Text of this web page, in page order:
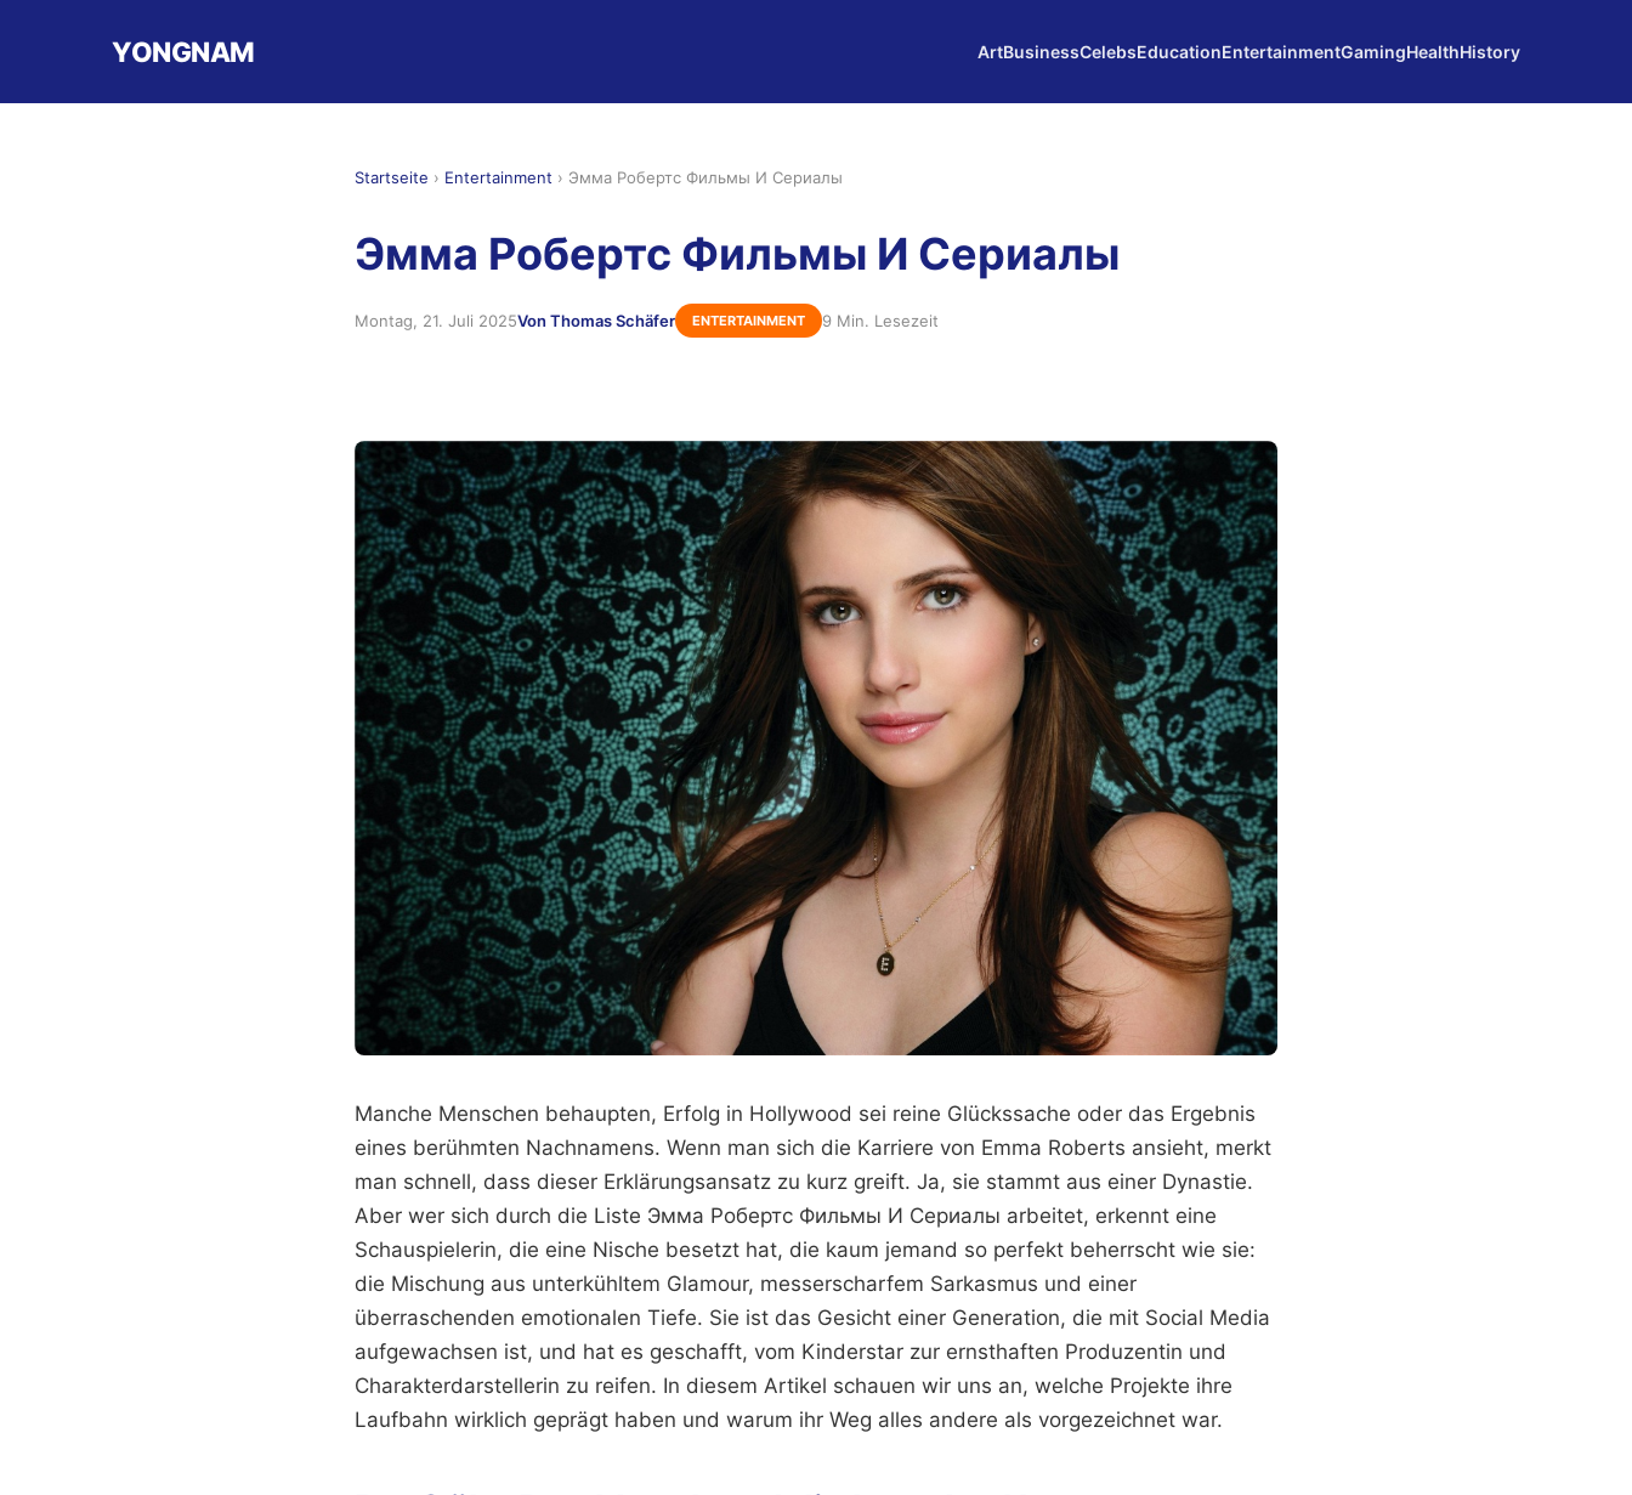
YONGNAM ArtBusinessCelebsEducationEntertainmentGamingHealthHistory
Startseite › Entertainment › Эмма Робертс Фильмы И Сериалы
Эмма Робертс Фильмы И Сериалы
Montag, 21. Juli 2025Von Thomas Schäfer ENTERTAINMENT 9 Min. Lesezeit
Manche Menschen behaupten, Erfolg in Hollywood sei reine Glückssache oder das Ergebnis
eines berühmten Nachnamens. Wenn man sich die Karriere von Emma Roberts ansieht, merkt
man schnell, dass dieser Erklärungsansatz zu kurz greift. Ja, sie stammt aus einer Dynastie.
Aber wer sich durch die Liste Эмма Робертс Фильмы И Сериалы arbeitet, erkennt eine
Schauspielerin, die eine Nische besetzt hat, die kaum jemand so perfekt beherrscht wie sie:
die Mischung aus unterkühltem Glamour, messerscharfem Sarkasmus und einer
überraschenden emotionalen Tiefe. Sie ist das Gesicht einer Generation, die mit Social Media
aufgewachsen ist, und hat es geschafft, vom Kinderstar zur ernsthaften Produzentin und
Charakterdarstellerin zu reifen. In diesem Artikel schauen wir uns an, welche Projekte ihre
Laufbahn wirklich geprägt haben und warum ihr Weg alles andere als vorgezeichnet war.